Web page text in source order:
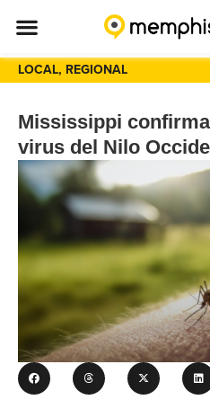
LOCAL, REGIONAL
Mississippi
virus del Nilo